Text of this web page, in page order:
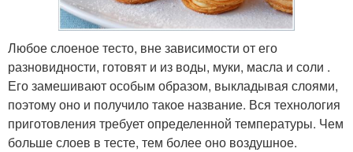
Любое слоеное тесто, вне зависимости от его
разновидности, готовят и из воды, муки, масла и соли .
Его замешивают особым образом, выкладывая слоями,
поэтому оно и получило такое название. Вся технология
приготовления требует определенной температуры. Чем
больше слоев в тесте, тем более оно воздушное.